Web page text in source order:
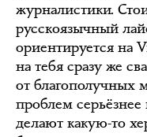
журналистики.
русскоязычный
ориентируется на
на тебя сразу же
от благополучных
проблем
делают какую-то